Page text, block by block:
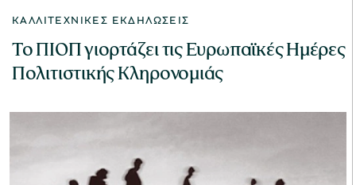
ΚΑΛΛΙΤΕΧΝΙΚΈΣ ΕΚΔΗΛΏΣΕΙΣ
Το ΠΙΟΠ γιορτάζει τις Ευρωπαϊκές Ημέρες
Πολιτιστικής Κληρονομιάς